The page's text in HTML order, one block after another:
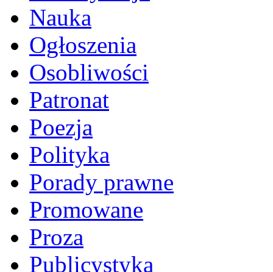
Nauka
Ogłoszenia
Osobliwości
Patronat
Poezja
Polityka
Porady prawne
Promowane
Proza
Publicystyka